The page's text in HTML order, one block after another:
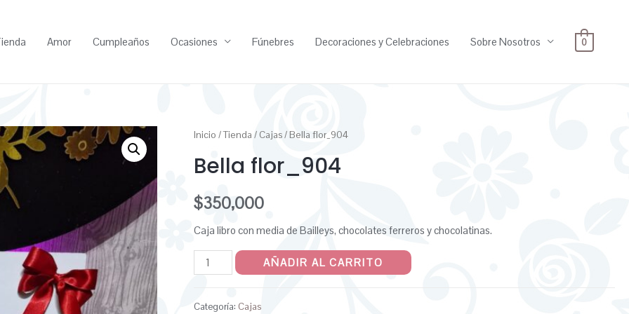
Amor Cumpleaños Ocasiones Fúnebres Decoraciones y Celebraciones Sobre Nosotros 0
Inicio /Tienda / Cajas/ Bella flor_904
Bella flor_904
$350,000
Caja libro con media de Bailleys, chocolates ferreros y chocolatinas.
AÑADIR AL CARRITO
Categoría: Cajas